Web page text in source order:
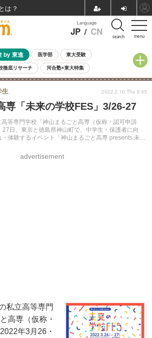
menu
Language
JP / CN search
by 東進 医学部 東大受験
徹底リサーチ 河合塾×東大特集
高校受験 中学受験 小学校受験
全国公立高校 過去問 人気記事
） 自由研究教材（中学生向け） ランキング
専「未来の学校FES」3/26-27
等専門学校「神山まるごと高専（仮称・認可申請
日、東京と徳島県神山町で、中学生・保護者に向
体験するイベント「神山まるごと高専 presents 未来
生
advertisement
2022.2.10 Thu 9:45
私立高等専門
高専（仮称・
年3月26・